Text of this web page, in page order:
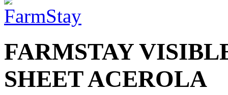
FARMSTAY
SHEET ACEROLA